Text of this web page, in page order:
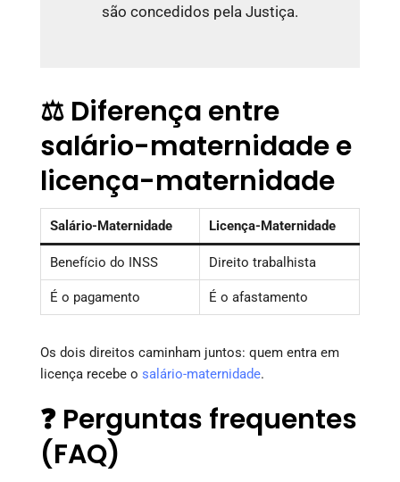
são concedidos pela Justiça.
⚖️ Diferença entre
salário-maternidade e
licença-maternidade
Salário-Maternidade Licença-Maternidade
Benefício do INSS Direito trabalhista
É o pagamento É o afastamento
Os dois direitos caminham juntos: quem entra em
licença recebe o salário-maternidade.
❓ Perguntas frequentes
(FAQ)